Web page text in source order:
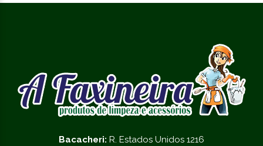
Bacacheri: R. Estados Unidos 1216